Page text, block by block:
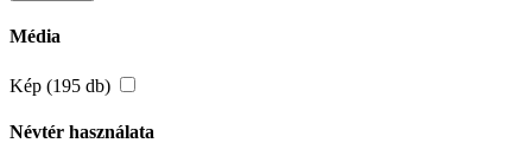
Média
Kép (195 db)
Névtér használata